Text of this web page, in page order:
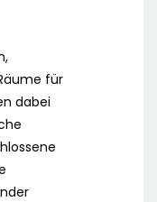
für
dabei